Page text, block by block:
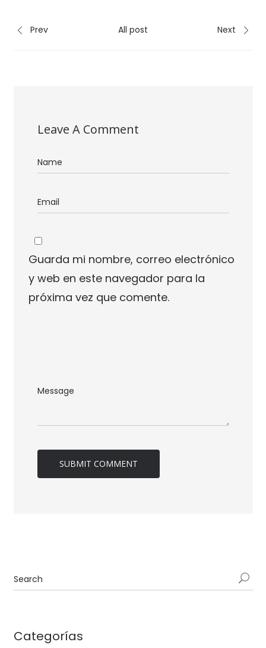
Prev All post Next
Leave A Comment
Guarda mi nombre, correo electrónico
y web en este navegador para la
próxima vez que comente.
Categorías